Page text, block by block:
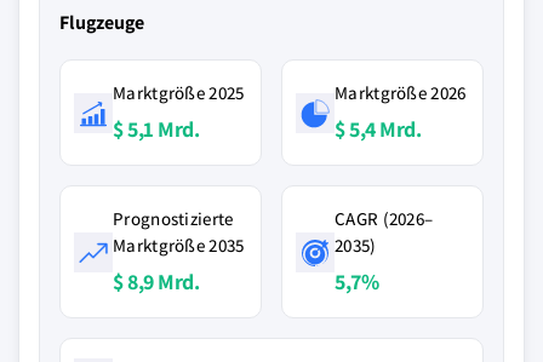
Flugzeuge
Marktgröße 2025
$ 5,1 Mrd.
Marktgröße 2026
$ 5,4 Mrd.
Prognostizierte
Marktgröße 2035
$ 8,9 Mrd.
CAGR (2026–
2035)
5,7%